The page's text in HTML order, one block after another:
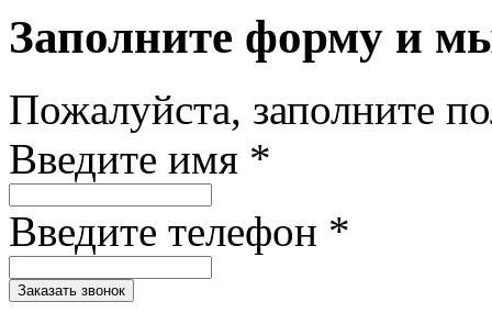
Заполните форму и
Пожалуйста, заполните
Введите имя *
Введите телефон *